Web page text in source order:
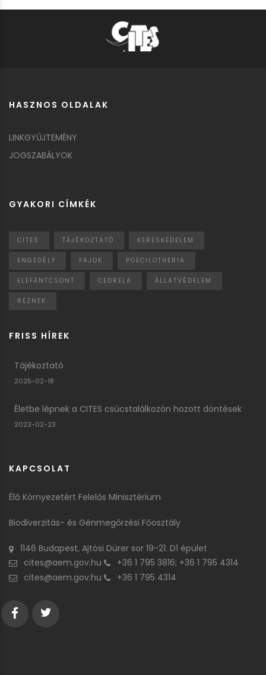
HASZNOS OLDALAK
LINKGYŰJTEMÉNY
JOGSZABÁLYOK
GYAKORI CÍMKÉK
CITES TÁJÉKOZTATÓ KERESKEDELEM
ENGEDÉLY FAJOK POECILOTHERIA
ELEFÁNTCSONT CEDRELA ÁLLATVÉDELEM
REZNEK
FRISS HÍREK
Tájékoztató
2025-02-18
Életbe lépnek a CITES csúcstalálkozón hozott döntések
2023-02-23
KAPCSOLAT
Élő Környezetért Felelős Minisztérium
Biodiverzitás- és Génmegőrzési Főosztály
1146 Budapest, Ajtósi Dürer sor 19-21. D1 épület
cites@aem.gov.hu
+36 1 795 3816; +36 1 795 4314
cites@aem.gov.hu
+36 1 795 4314